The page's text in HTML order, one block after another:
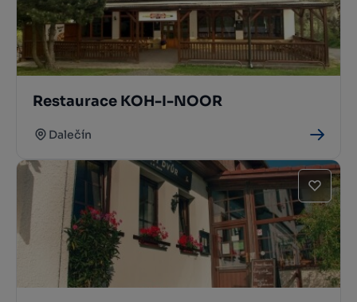
Restaurace KOH-I-NOOR
Dalečín